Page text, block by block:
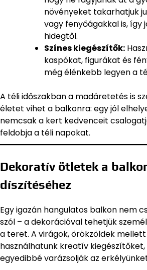
növényeket takarhatjuk
vagy fenyőágakkal is,
hidegtől.
Színes kiegészítők:
kaspókat, figurákat és
még élénkebb legyen a
A téli időszakban a madáretetés is
életet vihet a balkonra: egy jól
nemcsak a kert kedvenceit
feldobja a téli napokat.
Dekoratív ötletek a
díszítéséhez
Egy igazán hangulatos balkon nem
szól – a dekorációval tehetjük
a teret. A virágok, örökzöldek
használhatunk kreatív
egyedibbé varázsolják az